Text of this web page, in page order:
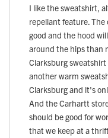
I like the sweatshirt,
repellant feature.
good and the hood
around the hips than
Clarksburg
another warm
Clarksburg and it's
And the Carhartt
should be good for
that we keep at a